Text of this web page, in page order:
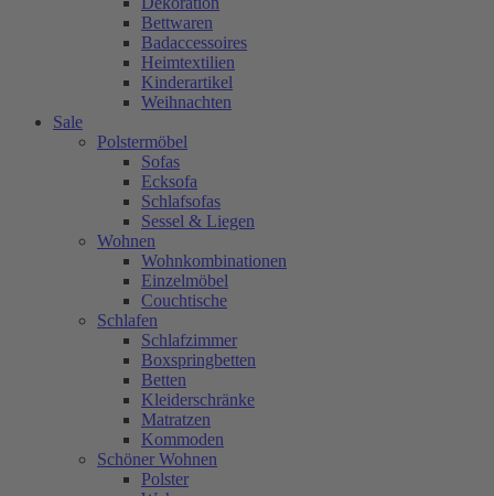
Bettwaren
Badaccessoires
Heimtextilien
Kinderartikel
Weihnachten
Sale
Polstermöbel
Sofas
Ecksofa
Schlafsofas
Sessel & Liegen
Wohnen
Wohnkombinationen
Einzelmöbel
Couchtische
Schlafen
Schlafzimmer
Boxspringbetten
Betten
Kleiderschränke
Matratzen
Kommoden
Schöner Wohnen
Polster